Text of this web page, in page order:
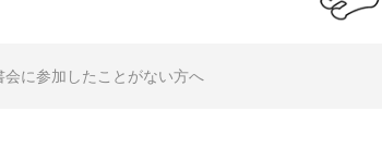
会に参加したことがない方へ